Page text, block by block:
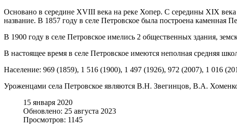
Основано в середине XVIII века на реке Хопер. С середины XIX
название. В 1857 году в селе Петровское была построена каменная
В 1900 году в селе Петровское имелись 2 общественных здания,
В настоящее время в селе Петровское имеются неполная средняя
Население: 969 (1859), 1 516 (1900), 1 497 (1926), 972 (2007), 1 016
Уроженцами села Петровское являются В.Н. Звегинцов, В.А.
15 января 2020
Обновлено: 25 августа 2023
Просмотров: 1145